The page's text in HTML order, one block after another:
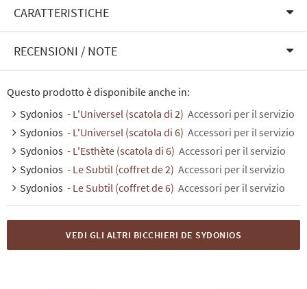
CARATTERISTICHE
RECENSIONI / NOTE
Questo prodotto è disponibile anche in:
Sydonios - L'Universel (scatola di 2) Accessori per il servizio
Sydonios - L'Universel (scatola di 6) Accessori per il servizio
Sydonios - L'Esthète (scatola di 6) Accessori per il servizio
Sydonios - Le Subtil (coffret de 2) Accessori per il servizio
Sydonios - Le Subtil (coffret de 6) Accessori per il servizio
VEDI GLI ALTRI BICCHIERI DE SYDONIOS